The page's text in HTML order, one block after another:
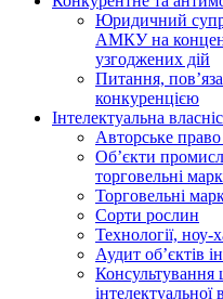
Юридичний
АМКУ на
узгоджених дій
Питання,
конкуренцією
Інтелектуальна
Авторське
Oб’єкти
торговельні
Торговельні
Сорти рослин
Технології, ноу-
Аудит об’єктів
Консультування
інтелектуальної